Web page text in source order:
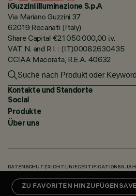
ZU FAVORITEN HINZUFÜGEN SAVE
iGuzzini illuminazione S.p.A
Via Mariano Guzzini 37
62019 Recanati (Italy)
Share Capital €21.050.000,00 i.v.
VAT N. and R.I. : (IT)00082630435
CCIAA Macerata, R.E.A. 40632
Kontakte und Standorte
Social
Produkte
Über uns
DATENSCHUTZRICHTLINIECERTIFICATIONS 5
UNSERE CODES KNOWLEDGE BASE (LOGIN